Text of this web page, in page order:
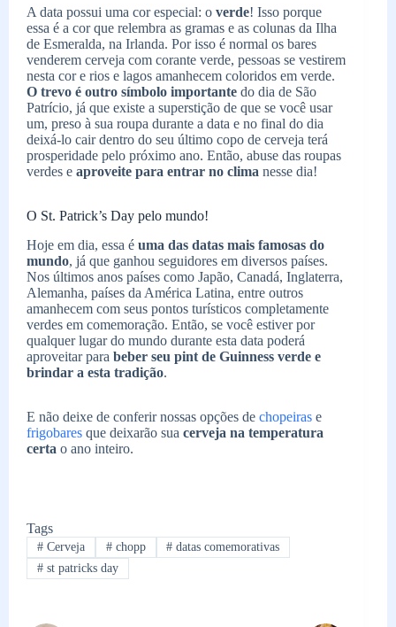
A data possui uma cor especial: o verde! Isso porque
essa é a cor que relembra as gramas e as colunas da Ilha
de Esmeralda, na Irlanda. Por isso é normal os bares
venderem cerveja com corante verde, pessoas se vestirem
nesta cor e rios e lagos amanhecem coloridos em verde.
O trevo é outro símbolo importante do dia de São
Patrício, já que existe a superstição de que se você usar
um, preso à sua roupa durante a data e no final do dia
deixá-lo cair dentro do seu último copo de cerveja terá
prosperidade pelo próximo ano. Então, abuse das roupas
verdes e aproveite para entrar no clima nesse dia!
O St. Patrick’s Day pelo mundo!
Hoje em dia, essa é uma das datas mais famosas do
mundo, já que ganhou seguidores em diversos países.
Nos últimos anos países como Japão, Canadá, Inglaterra,
Alemanha, países da América Latina, entre outros
amanhecem com seus pontos turísticos completamente
verdes em comemoração. Então, se você estiver por
qualquer lugar do mundo durante esta data poderá
aproveitar para beber seu pint de Guinness verde e
brindar a esta tradição.
E não deixe de conferir nossas opções de chopeiras e
frigobares que deixarão sua cerveja na temperatura
certa o ano inteiro.
Tags
#Cerveja #chopp # datas comemorativas
#st patricks day